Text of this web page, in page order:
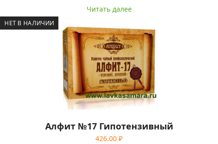
Читать далее
НЕТ В НАЛИЧИИ
Алфит №17 Гипотензивный
426.00 ₽